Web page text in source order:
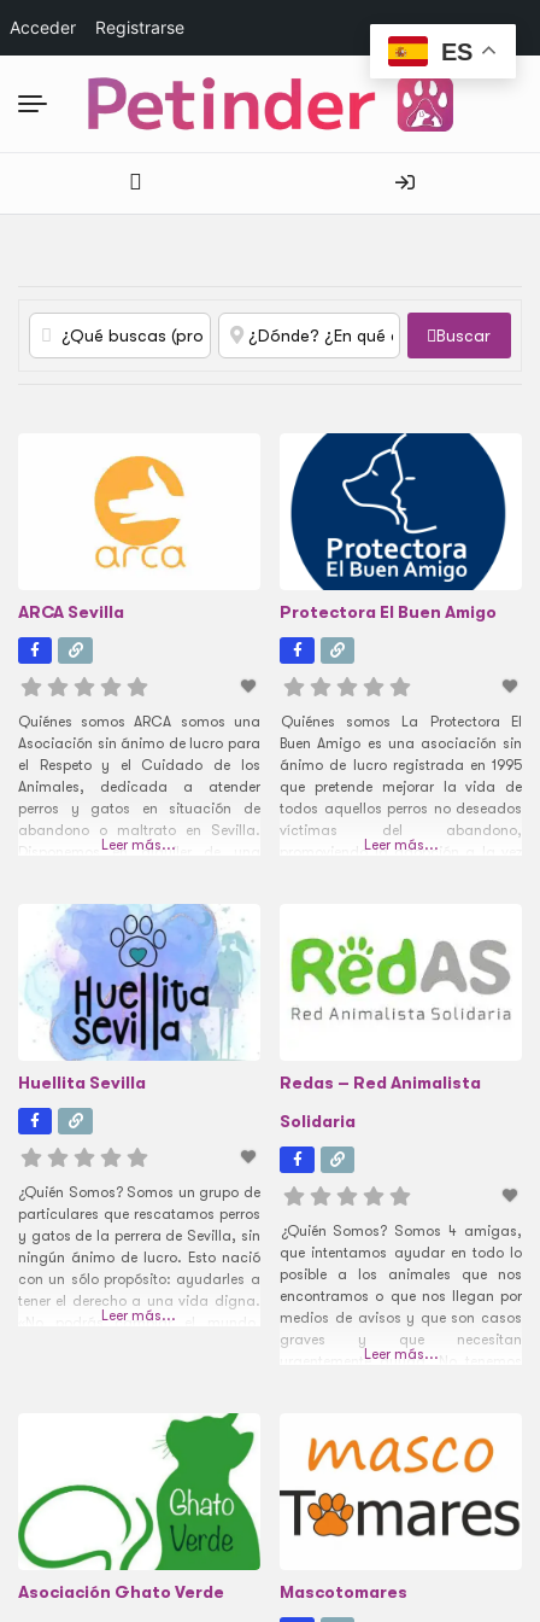
Acceder Registrarse
Buscar
ARCA Sevilla
Quiénes somos ARCA somos una
Asociación sin ánimo de lucro para
el Respeto y el Cuidado de los
Animales, dedicada a atender
perros y gatos en situación de
abandono o maltrato en Sevilla.
Disponemos en alquiler de una
número de animales al año, pero
son muchos más los casos
Leer más...
Protectora El Buen Amigo
Quiénes somos La Protectora El
Buen Amigo es una asociación sin
ánimo de lucro registrada en 1995
que pretende mejorar la vida de
todos aquellos perros no deseados
víctimas del abandono,
promoviendo la adopción a la vez
año 1989 gracias a la familia
Ayala Muñoz, familiares y
Leer más...
Huellita Sevilla
¿Quién Somos? Somos un grupo de
particulares que rescatamos perros
y gatos de la perrera de Sevilla, sin
ningún ánimo de lucro. Esto nació
con un sólo propósito: ayudarles a
tener el derecho a una vida digna.
«No podrás cambiar el mundo,
Leer más...
Redas – Red Animalista
Solidaria
¿Quién Somos? Somos 4 amigas,
que intentamos ayudar en todo lo
posible a los animales que nos
encontramos o que nos llegan por
medios de avisos y que son casos
graves y que necesitan
urgentemente ayuda. No tenemos
acogidas pagadas, lo cual nos
impide seguir
Leer más...
Asociación Ghato Verde
Mascotomares
ES